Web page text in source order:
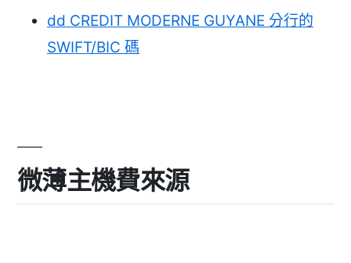
dd CREDIT MODERNE GUYANE 分行的
SWIFT/BIC 碼
微薄主機費來源